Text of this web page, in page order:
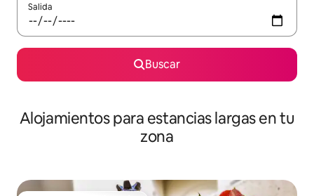
Salida
Buscar
Alojamientos para estancias largas en tu
zona